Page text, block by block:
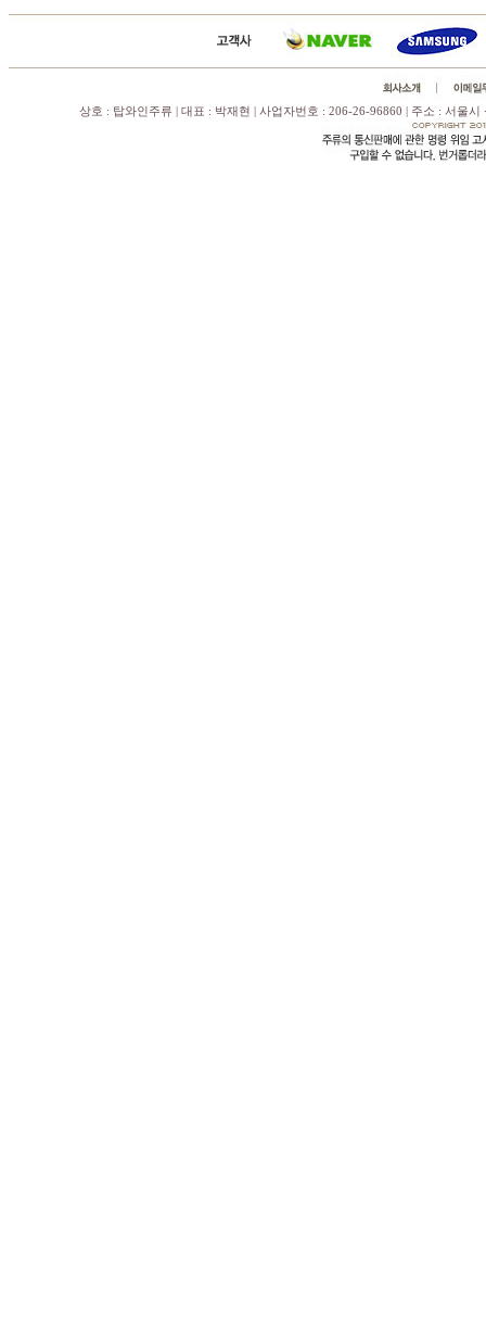
상호 : 탑와인주류 | 대표 : 박재현 | 사업자번호 : 206-26-96860 | 주소 : 서울